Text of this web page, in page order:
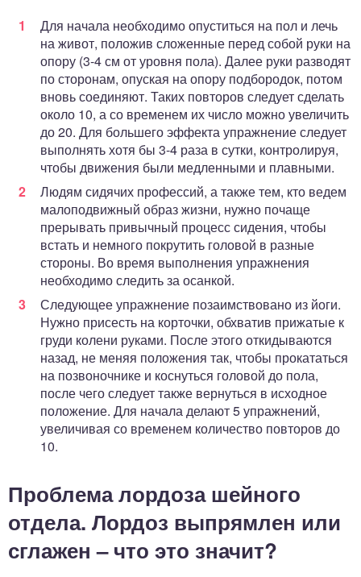
Для начала необходимо опуститься на пол и лечь
на живот, положив сложенные перед собой руки на
опору (3-4 см от уровня пола). Далее руки разводят
по сторонам, опуская на опору подбородок, потом
вновь соединяют. Таких повторов следует сделать
около 10, а со временем их число можно увеличить
до 20. Для большего эффекта упражнение следует
выполнять хотя бы 3-4 раза в сутки, контролируя,
чтобы движения были медленными и плавными.
Людям сидячих профессий, а также тем, кто ведем
малоподвижный образ жизни, нужно почаще
прерывать привычный процесс сидения, чтобы
встать и немного покрутить головой в разные
стороны. Во время выполнения упражнения
необходимо следить за осанкой.
Следующее упражнение позаимствовано из йоги.
Нужно присесть на корточки, обхватив прижатые к
груди колени руками. После этого откидываются
назад, не меняя положения так, чтобы прокататься
на позвоночнике и коснуться головой до пола,
после чего следует также вернуться в исходное
положение. Для начала делают 5 упражнений,
увеличивая со временем количество повторов до
10.
Проблема лордоза шейного
отдела. Лордоз выпрямлен или
сглажен – что это значит?